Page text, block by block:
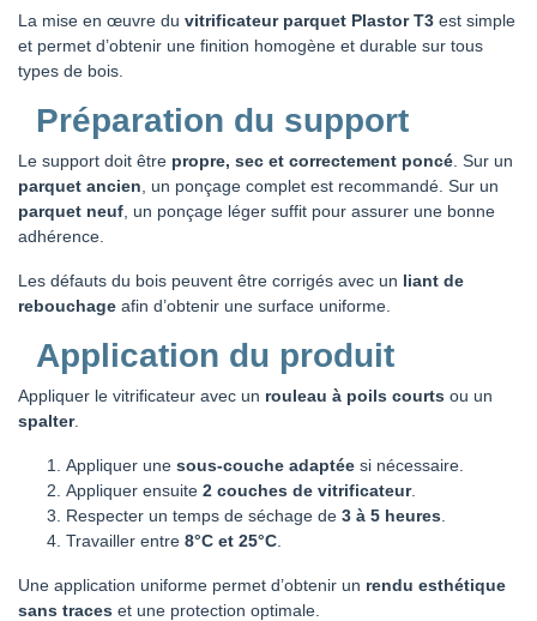
La mise en œuvre du vitrificateur parquet Plastor T3 est simple
et permet d’obtenir une finition homogène et durable sur tous
types de bois.
Préparation du support
Le support doit être propre, sec et correctement poncé . Sur un
parquet ancien , un ponçage complet est recommandé. Sur un
parquet neuf , un ponçage léger suffit pour assurer une bonne
adhérence.
Les défauts du bois peuvent être corrigés avec un liant de
rebouchage afin d’obtenir une surface uniforme.
Application du produit
Appliquer le vitrificateur avec un rouleau à poils courts ou un
spalter.
Appliquer une sous-couche adaptée si nécessaire.
Appliquer ensuite 2 couches de vitrificateur.
Respecter un temps de séchage de 3 à 5 heures
Travailler entre 8°C et 25°C
Une application uniforme permet d’obtenir un rendu esthétique
sans traces et une protection optimale.